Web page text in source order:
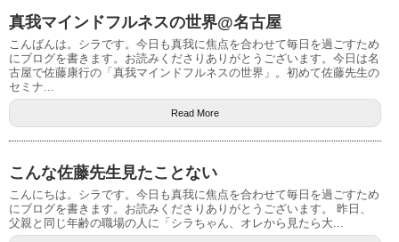
真我マインドフルネスの世界@名古屋
こんばんは。シラです。今日も真我に焦点を合わせて毎日を過ごすため
にブログを書きます。お読みくださりありがとうございます。今日は名
古屋で佐藤康行の「真我マインドフルネスの世界」。初めて佐藤先生の
セミナ...
Read More
こんな佐藤先生見たことない
こんにちは。シラです。今日も真我に焦点を合わせて毎日を過ごすため
にブログを書きます。お読みくださりありがとうございます。 昨日、
父親と同じ年齢の職場の人に「シラちゃん、オレから見たら大...